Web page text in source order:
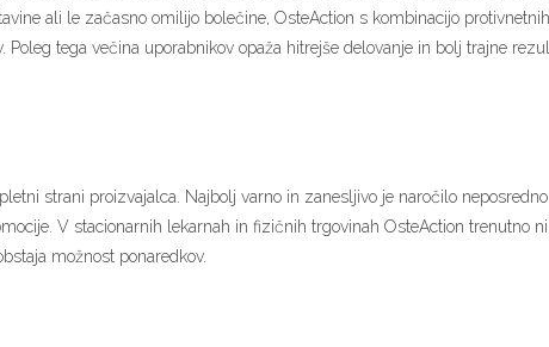
ali le začasno omilijo bolečine, OsteAction s kombinacijo
tega večina uporabnikov opaža hitrejše delovanje in bolj trajne
strani proizvajalca. Najbolj varno in zanesljivo je naročilo
V stacionarnih lekarnah in fizičnih trgovinah OsteAction trenutno
možnost ponaredkov.